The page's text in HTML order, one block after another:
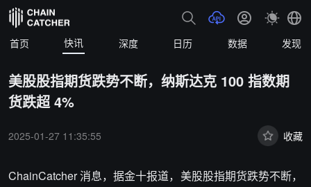
首页 快讯 深度 日历 数据 发现
美股股指期货跌势不断，纳斯达克 100 指数期
货跌超 4%
2025-01-27 11:35:55 收藏
ChainCatcher 消息，据金十报道，美股股指期货跌势不断，